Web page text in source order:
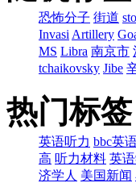
恐怖分子 街道
Invasi Artillery
MS Libra 南京市
tchaikovsky Jibe
热门标签
英语听力 bbc英
高 听力材料 英
济学人 美国新闻